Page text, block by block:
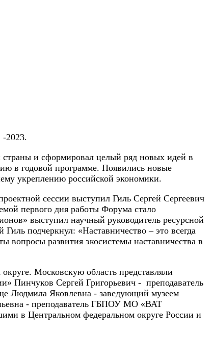
-2023.
страны и сформировал целый ряд новых идей в
в годовой программе. Появились новые
укреплению российской экономики.
сессии выступил Гиль Сергей Сергеевич
первого дня работы Форума стало
выступил научный руководитель ресурсной
подчеркнул: «Наставничество – это всегда
вопросы развития экосистемы наставничества в
Московскую область представляли
Пинчуков Сергей Григорьевич - преподаватель
Людмила Яковлевна - заведующий музеем
- преподаватель ГБПОУ МО «ВАТ
в Центральном федеральном округе России и